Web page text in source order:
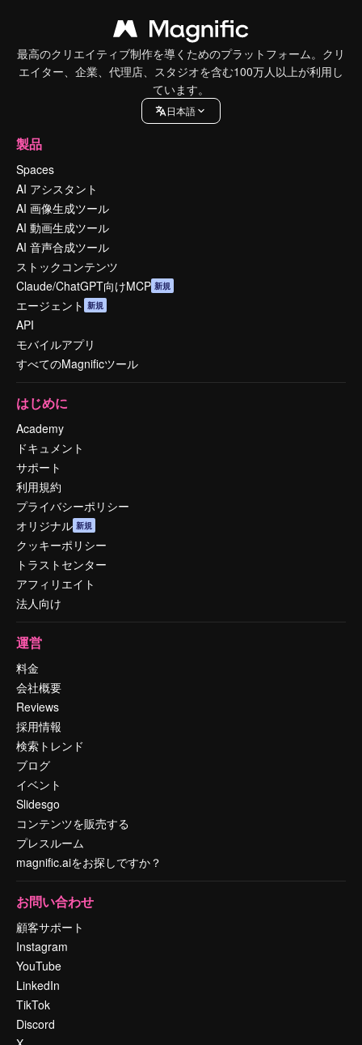
最高のクリエイティブ制作を導くためのプラットフォーム。クリ
エイター、企業、代理店、スタジオを含む100万人以上が利用し
ています。
日本語
製品
Spaces
AI アシスタント
AI 画像生成ツール
AI 動画生成ツール
AI 音声合成ツール
ストックコンテンツ
Claude/ChatGPT向けMCP 新規
エージェント 新規
API
モバイルアプリ
すべてのMagnificツール
はじめに
Academy
ドキュメント
サポート
利用規約
プライバシーポリシー
オリジナル 新規
クッキーポリシー
トラストセンター
アフィリエイト
法人向け
運営
料金
会社概要
Reviews
採用情報
検索トレンド
ブログ
イベント
Slidesgo
コンテンツを販売する
プレスルーム
magnific.aiをお探しですか？
お問い合わせ
顧客サポート
Instagram
YouTube
LinkedIn
TikTok
Discord